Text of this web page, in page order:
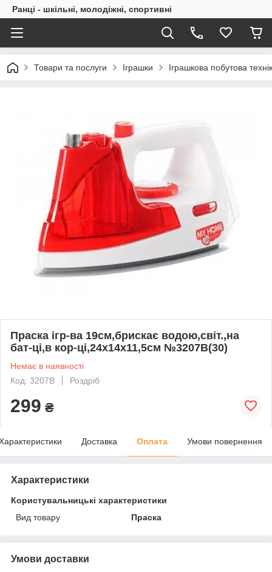
Ранці - шкільні, молодіжні, спортивні
Товари та послуги Іграшки Іграшкова побутова
Праска ігр-ва 19см,брискає водою,світ.,на
бат-ці,в кор-ці,24х14х11,5см №3207B(30)
Немає в наявності
Код: 3207B
Роздріб
299 ₴
Доставка Оплата Умови повернення
Характеристики
Користувальницькі характеристики
Вид товару
Праска
Умови доставки